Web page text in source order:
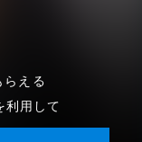
らえる
利用して